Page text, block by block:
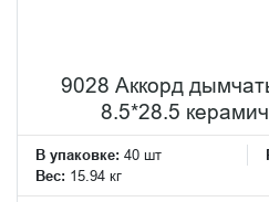
9028 Аккорд
8.5*28.5
В упаковке: 40 шт
Вес: 15.94 кг